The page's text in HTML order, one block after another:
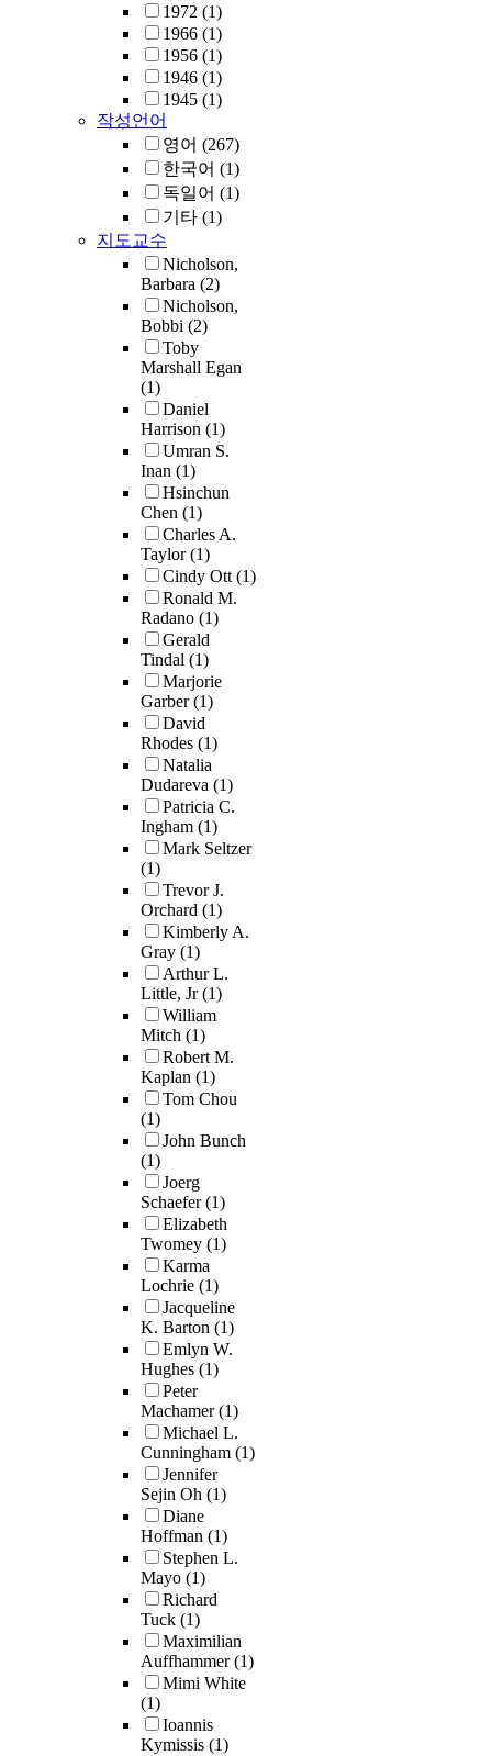
1972 (1)
1966 (1)
1956 (1)
1946 (1)
1945 (1)
작성언어
영어 (267)
한국어 (1)
독일어 (1)
기타 (1)
지도교수
Nicholson,
Barbara (2)
Nicholson,
Bobbi (2)
Toby
Marshall Egan
(1)
Daniel
Harrison (1)
Umran S.
Inan (1)
Hsinchun
Chen (1)
Charles A.
Taylor(1)
Cindy Ott(1)
Ronald M.
Radano (1)
Gerald
Tindal (1)
Marjorie
Garber(1)
David
Rhodes (1)
Natalia
Dudareva (1)
Patricia C.
Ingham (1)
Mark Seltzer
(1)
Trevor J.
Orchard (1)
Kimberly A.
Gray (1)
Arthur L.
Little, Jr(1)
William
Mitch (1)
Robert M.
Kaplan (1)
Tom Chou
(1)
John Bunch
(1)
Joerg
Schaefer(1)
Elizabeth
Twomey (1)
Karma
Lochrie (1)
Jacqueline
K. Barton (1)
Emlyn W.
Hughes (1)
Peter
Machamer(1)
Michael L.
Cunningham (1)
Jennifer
Sejin Oh (1)
Diane
Hoffman (1)
Stephen L.
Mayo (1)
Richard
Tuck (1)
Maximilian
Auffhammer(1)
Mimi White
(1)
Ioannis
Kymissis (1)